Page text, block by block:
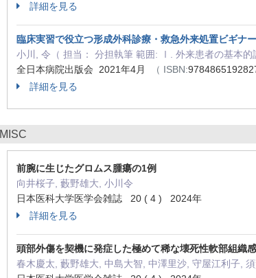
詳細を見る
臨床実習で役立つ形成外科診療・救急外来処置ビギナ
小川, 令（ 担当： 分担執筆 範囲: Ⅰ. 外来患者の基本
全日本病院出版会 2021年4月
（ ISBN:
詳細を見る
MISC
前腕に生じたグロムス腫瘍の1例
向井桜子, 藪野雄大, 小川令
日本医科大学医学会雑誌 20 ( 4 ) 2024年
詳細を見る
頭部外傷を契機に発症した極めて稀な壊死性軟部組織
春木慶太, 藪野雄大, 中島大智, 中澤里沙, 守屋江利子,